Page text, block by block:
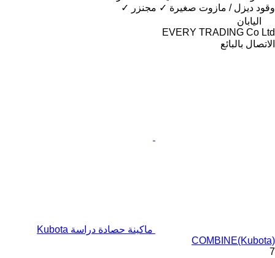
وقود ديزل / مازوت صغيرة ✓ مجنزر
✓
اليابان
EVERY TRADING Co Ltd
الاتصال بالبائع
ماكينة حصادة دراسة Kubota
COMBINE(Kubota)
7